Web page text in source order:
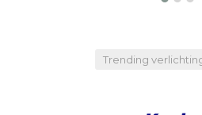
Trending